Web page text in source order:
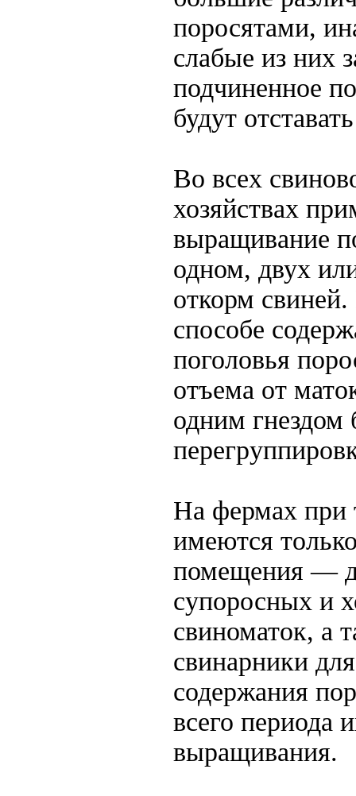
поросятами,
слабые из них
подчиненное
будут
Во всех
хозяйствах
выращивание
одном, двух
откорм
способе
поголовья
отъема от
одним гнездом
На фермах при
имеются
помещения —
супоросных и
свиноматок, а
свинарники
содержания
всего периода
выращивания.